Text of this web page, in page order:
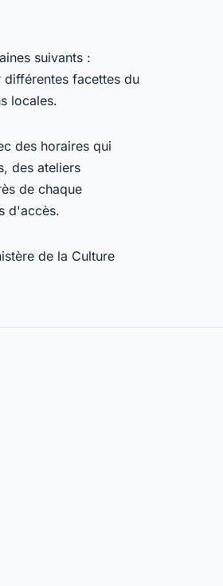
suivants :
facettes du
locales.
des horaires qui
des ateliers
de chaque
d'accès.
de la Culture